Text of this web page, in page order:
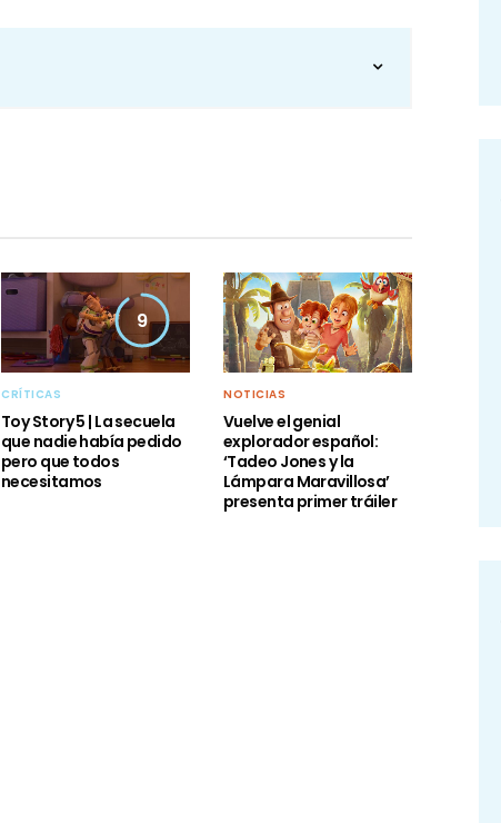
9
CRÍTICAS
Toy Story 5 | La secuela
que nadie había pedido
pero que todos
necesitamos
NOTICIAS
Vuelve el genial
explorador español:
‘Tadeo Jones y la
Lámpara Maravillosa’
presenta primer tráiler